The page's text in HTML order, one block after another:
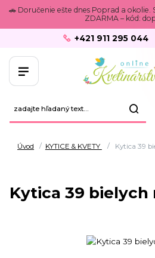
🚗 Doručenie ešte dnes Poprad a okolie.
ZDARMA – kód:
+421 911 295 044
Úvod KYTICE & KVETY Kytica 39
Kytica 39 bielych